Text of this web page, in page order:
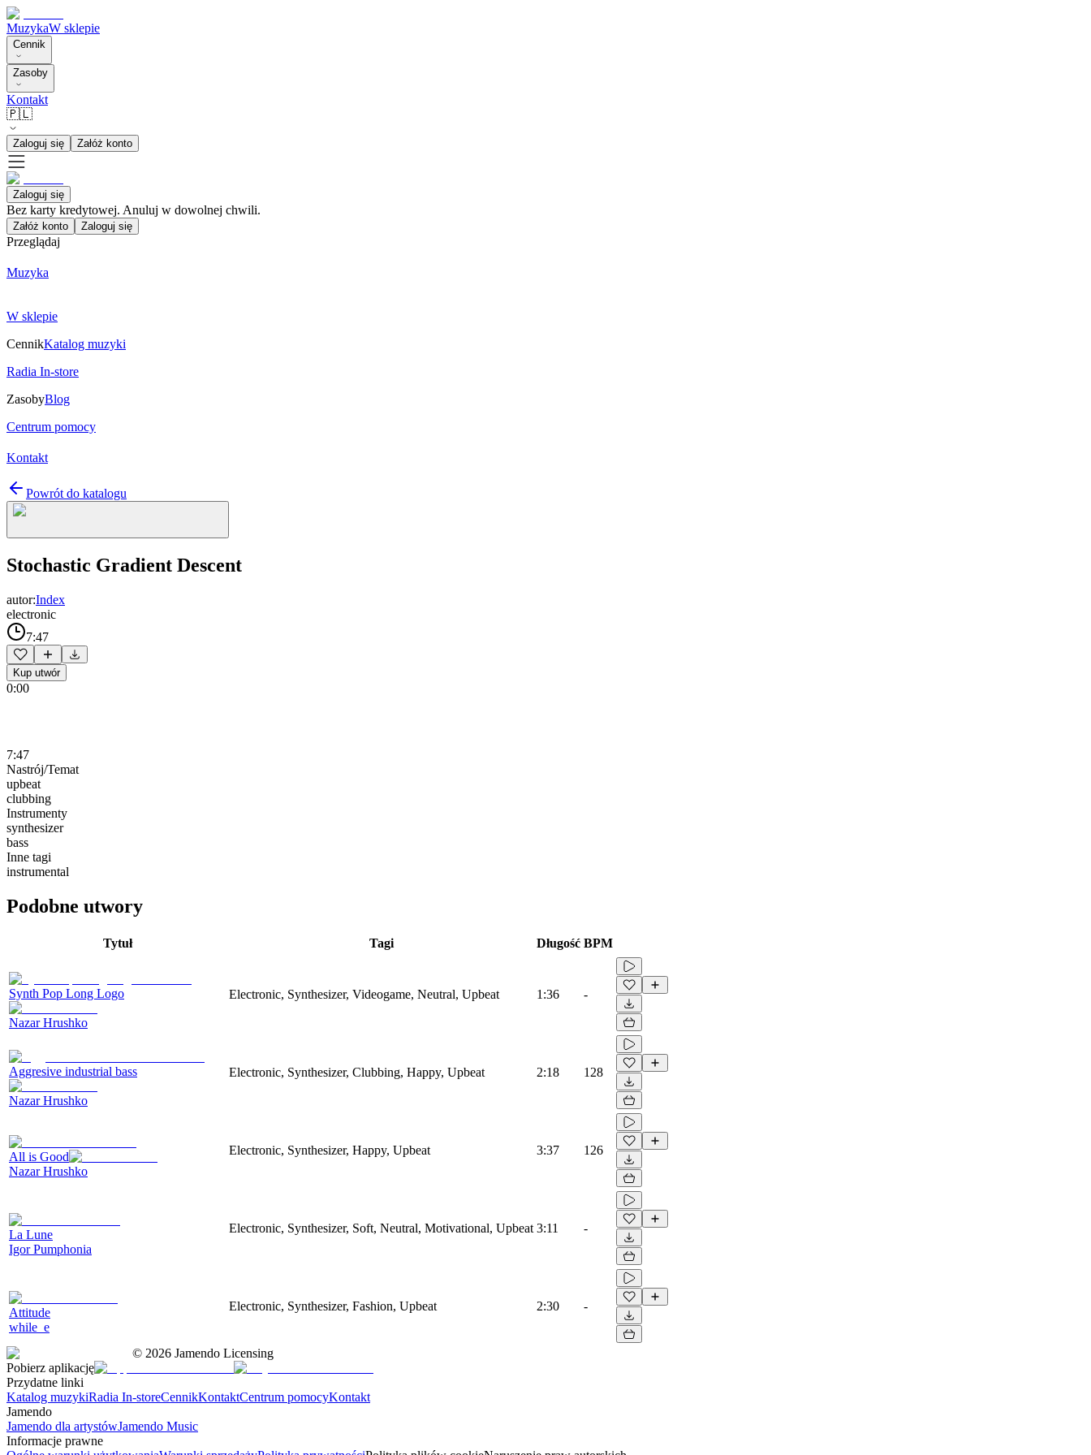
MuzykaW sklepie
Cennik
Zasoby
Kontakt
🇵🇱
Zaloguj się Załóż konto
Zaloguj się
Bez karty kredytowej. Anuluj w dowolnej chwili.
Załóż konto Zaloguj się
Przeglądaj
Muzyka
W sklepie
CennikKatalog muzyki
Radia In-store
ZasobyBlog
Centrum pomocy
Kontakt
Powrót do katalogu
Stochastic Gradient Descent
autor:Index
electronic
7:47
Kup utwór
0:00
7:47
Nastrój/Temat
upbeat
clubbing
Instrumenty
synthesizer
bass
Inne tagi
instrumental
Podobne utwory
Tytuł Tagi Długość BPM
Synth Pop Long Logo
Nazar Hrushko
Electronic, Synthesizer, Videogame, Neutral, Upbeat 1:36 -
Aggresive industrial bass
Nazar Hrushko
Electronic, Synthesizer, Clubbing, Happy, Upbeat 2:18 128
All is Good
Nazar Hrushko
Electronic, Synthesizer, Happy, Upbeat 3:37 126
La Lune
Igor Pumphonia
Electronic, Synthesizer, Soft, Neutral, Motivational, Upbeat 3:11 -
Attitude
while_e
Electronic, Synthesizer, Fashion, Upbeat 2:30 -
© 2026 Jamendo Licensing
Pobierz aplikację
Przydatne linki
Katalog muzykiRadia In-storeCennikKontaktCentrum pomocyKontakt
Jamendo
Jamendo dla artystówJamendo Music
Informacje prawne